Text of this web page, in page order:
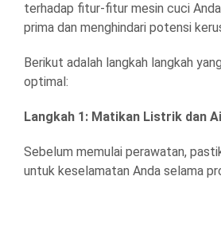
terhadap fitur-fitur mesin cuci
prima dan menghindari potensi
Berikut adalah langkah langkah
optimal:
Langkah 1: Matikan Listrik dan
Sebelum memulai perawatan,
untuk keselamatan Anda selama